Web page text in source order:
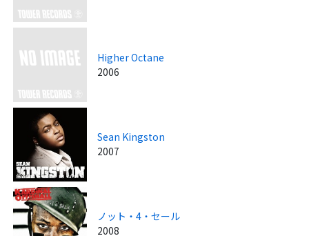
Higher Octane
2006
Sean Kingston
2007
ノット・4・セール
2008